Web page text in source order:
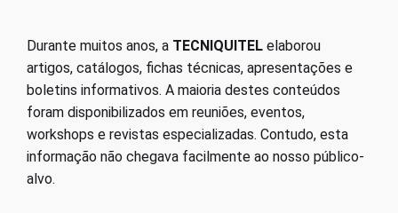
Durante muitos anos, a TECNIQUITEL elaborou
artigos, catálogos, fichas técnicas, apresentações e
boletins informativos. A maioria destes conteúdos
foram disponibilizados em reuniões, eventos,
workshops e revistas especializadas. Contudo, esta
informação não chegava facilmente ao nosso público-
alvo.